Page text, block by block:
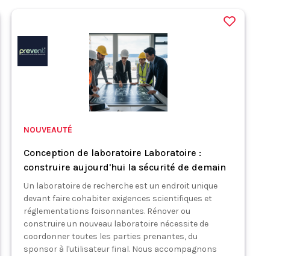
NOUVEAUTÉ
Conception de laboratoire Laboratoire :
construire aujourd'hui la sécurité de demain
Un laboratoire de recherche est un endroit unique
devant faire cohabiter exigences scientifiques et
réglementations foisonnantes. Rénover ou
construire un nouveau laboratoire nécessite de
coordonner toutes les parties prenantes, du
sponsor à l'utilisateur final. Nous accompagnons